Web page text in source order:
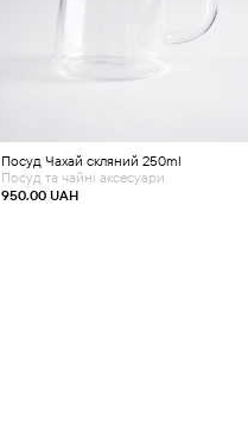
Додати в кошик
Посуд Чахай скляний 250ml
950.00 UAH
Посуд та чайні аксесуари